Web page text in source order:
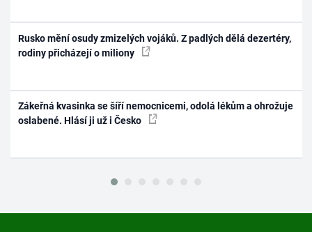
Rusko mění osudy zmizelých vojáků. Z padlých dělá dezertéry,
rodiny přicházejí o miliony
Zákeřná kvasinka se šíří nemocnicemi, odolá lékům a ohrožuje
oslabené. Hlásí ji už i Česko